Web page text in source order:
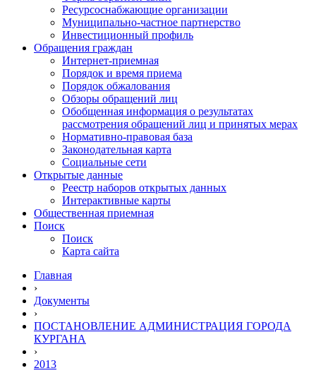
Ресурсоснабжающие организации
Муниципально-частное партнерство
Инвестиционный профиль
Обращения граждан
Интернет-приемная
Порядок и время приема
Порядок обжалования
Обзоры обращений лиц
Обобщенная информация о результатах
рассмотрения обращений лиц и принятых мерах
Нормативно-правовая база
Законодательная карта
Социальные сети
Открытые данные
Реестр наборов открытых данных
Интерактивные карты
Общественная приемная
Поиск
Поиск
Карта сайта
Главная
›
Документы
›
ПОСТАНОВЛЕНИЕ АДМИНИСТРАЦИЯ ГОРОДА
КУРГАНА
›
2013